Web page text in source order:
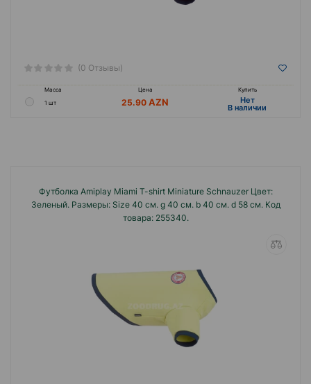
(0 Отзывы)
Масса Цена
Купить
1 шт
25.90 Hет
B наличии
Футболка Amiplay Miami T-shirt Miniature Schnauzer Цвет:
Зеленый. Размеры: Size 40 см. g 40 см. b 40 см. d 58 см. Код
товара: 255340.